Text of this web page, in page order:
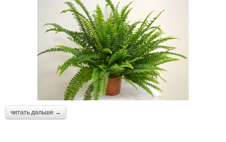
читать дальше →